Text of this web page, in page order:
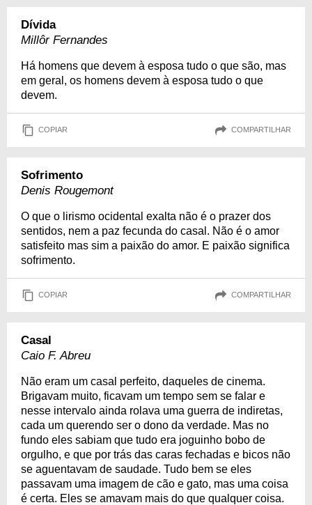
Dívida
Millôr Fernandes
Há homens que devem à esposa tudo o que são, mas
em geral, os homens devem à esposa tudo o que
devem.
COPIAR COMPARTILHAR
Sofrimento
Denis Rougemont
O que o lirismo ocidental exalta não é o prazer dos
sentidos, nem a paz fecunda do casal. Não é o amor
satisfeito mas sim a paixão do amor. E paixão significa
sofrimento.
COPIAR COMPARTILHAR
Casal
Caio F. Abreu
Não eram um casal perfeito, daqueles de cinema.
Brigavam muito, ficavam um tempo sem se falar e
nesse intervalo ainda rolava uma guerra de indiretas,
cada um querendo ser o dono da verdade. Mas no
fundo eles sabiam que tudo era joguinho bobo de
orgulho, e que por trás das caras fechadas e bicos não
se aguentavam de saudade. Tudo bem se eles
passavam uma imagem de cão e gato, mas uma coisa
é certa. Eles se amavam mais do que qualquer coisa.